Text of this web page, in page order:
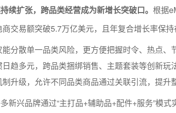
续扩张，跨品类经营成为新增长突破口。 根据
交易额突破5.7万亿美元，且年复合增长率保持
分散单一品类风险，更方便把握时令、热点、
趋多元，跨品类捆绑销售、主题套装等创新玩
升级，允许不同品类商品通过关联引流，提升
新兴品牌通过“主打品+辅助品+配件+服务”模